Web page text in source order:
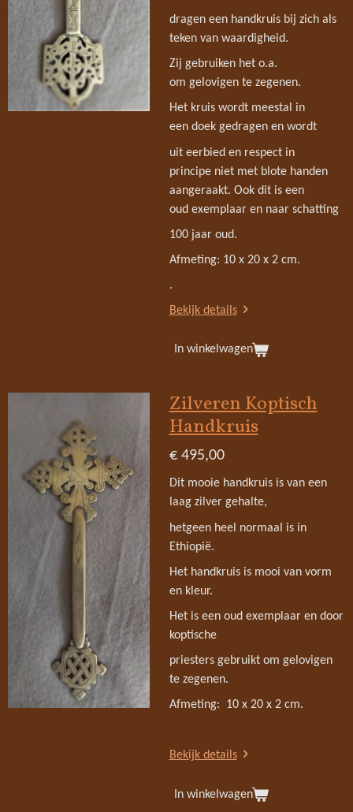
dragen een handkruis bij zich als
teken van waardigheid.
Zij gebruiken het o.a.
om gelovigen te zegenen.
Het kruis wordt meestal in
een doek gedragen en wordt
uit eerbied en respect in
principe niet met blote handen
aangeraakt. Ook dit is een
oud exemplaar en naar schatting
100 jaar oud.
Afmeting: 10 x 20 x 2 cm.
.
Bekijk details
In winkelwagen
Zilveren Koptisch
Handkruis
€ 495,00
Dit mooie handkruis is van een
laag zilver gehalte,
hetgeen heel normaal is in
Ethiopië.
Het handkruis is mooi van vorm
en kleur.
Het is een oud exemplaar en door
koptische
priesters gebruikt om gelovigen
te zegenen.
Afmeting: 10 x 20 x 2 cm.
Bekijk details
In winkelwagen